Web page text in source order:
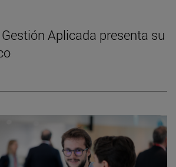
Aplicada presenta su